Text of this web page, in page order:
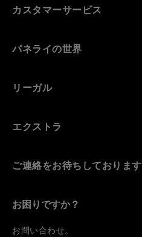
カスタマーサービス
パネライの世界
リーガル
エクストラ
ご連絡をお待ちしております
お困りですか？
お問い合わせ。